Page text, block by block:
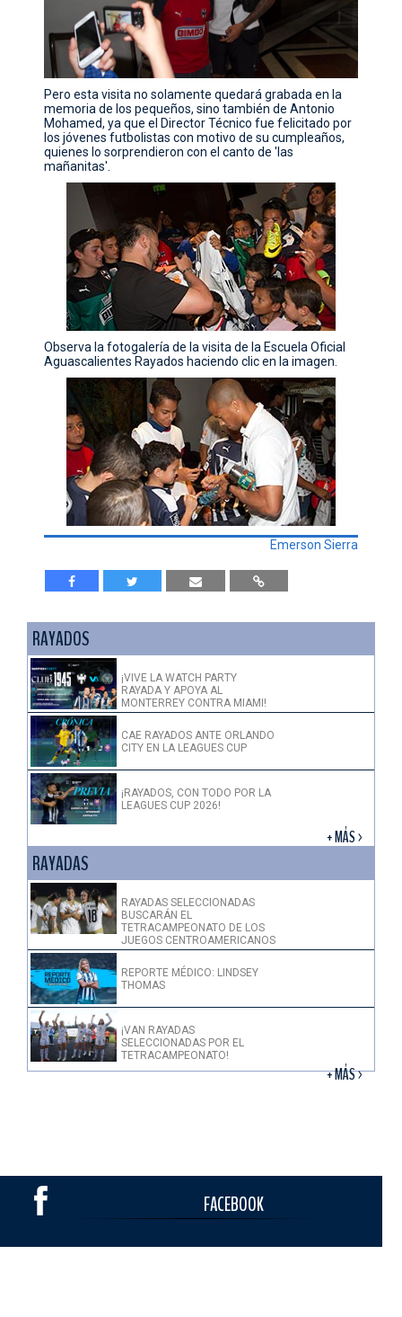
Pero esta visita no solamente quedará grabada en la
memoria de los pequeños, sino también de Antonio
Mohamed, ya que el Director Técnico fue felicitado por
los jóvenes futbolistas con motivo de su cumpleaños,
quienes lo sorprendieron con el canto de 'las
mañanitas'.
Observa la fotogalería de la visita de la Escuela Oficial
Aguascalientes Rayados haciendo clic en la imagen.
Emerson Sierra
RAYADOS
¡VIVE LA WATCH PARTY
RAYADA Y APOYA AL
MONTERREY CONTRA MIAMI!
CAE RAYADOS ANTE ORLANDO
CITY EN LA LEAGUES CUP
¡RAYADOS, CON TODO POR LA
LEAGUES CUP 2026!
+ MÁS >
RAYADAS
RAYADAS SELECCIONADAS
BUSCARÁN EL
TETRACAMPEONATO DE LOS
JUEGOS CENTROAMERICANOS
REPORTE MÉDICO: LINDSEY
THOMAS
¡VAN RAYADAS
SELECCIONADAS POR EL
TETRACAMPEONATO!
+ MÁS >
FACEBOOK